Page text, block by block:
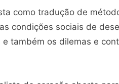
como tradução de
condições sociais de
também os dilemas e